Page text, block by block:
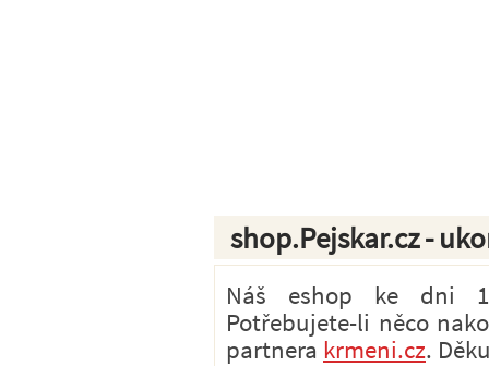
shop.Pejskar.cz -
Náš eshop ke dni
Potřebujete-li něco
partnera krmeni.cz.